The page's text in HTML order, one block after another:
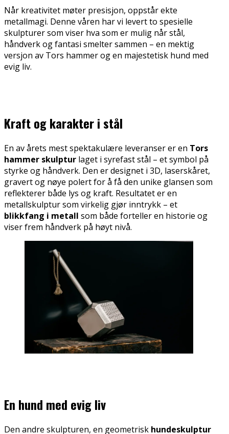
Når kreativitet møter presisjon, oppstår ekte
metallmagi. Denne våren har vi levert to spesielle
skulpturer som viser hva som er mulig når stål,
håndverk og fantasi smelter sammen – en mektig
versjon av Tors hammer og en majestetisk hund med
evig liv.
Kraft og karakter i stål
En av årets mest spektakulære leveranser er en Tors
hammer skulptur laget i syrefast stål – et symbol på
styrke og håndverk. Den er designet i 3D, laserskåret,
gravert og nøye polert for å få den unike glansen som
reflekterer både lys og kraft. Resultatet er en
metallskulptur som virkelig gjør inntrykk – et
blikkfang i metall som både forteller en historie og
viser frem håndverk på høyt nivå.
En hund med evig liv
Den andre skulpturen, en geometrisk hundeskulptur